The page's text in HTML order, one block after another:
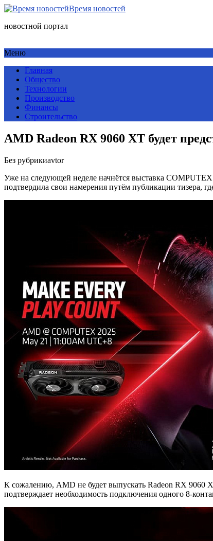
Время новостей
новостной портал
Меню
Главная
Общество
Технологии
Производство
Финансы
Строительство
AMD Radeon RX 9060 XT будет
Без рубрикиavtor
Уже на следующей неделе начнётся выставка
подтвердила свои намерения путём публикации тизера,
К сожалению, AMD не будет выпускать Radeon RX 9060
подтверждает необходимость подключения одного 8-